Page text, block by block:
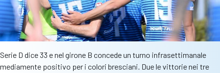
Serie D dice 33 e nel girone B concede un turno infrasettimanale
mediamente positivo per i colori bresciani. Due le vittorie nei tre